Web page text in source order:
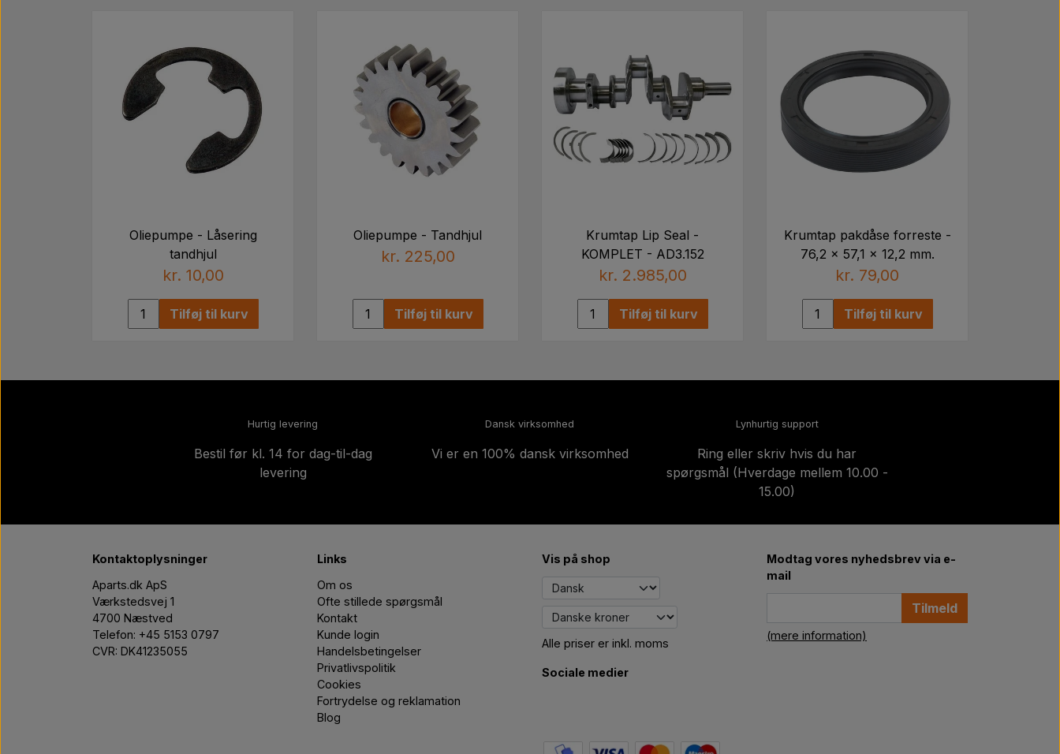
Oliepumpe - Låsering
tandhjul
kr. 10,00
Tilføj til kurv
Oliepumpe - Tandhjul
kr. 225,00
Tilføj til kurv
Krumtap Lip Seal -
KOMPLET - AD3.152
kr. 2.985,00
Tilføj til kurv
Krumtap pakdåse forreste -
76,2 x 57,1 x 12,2 mm.
kr. 79,00
Tilføj til kurv
Hurtig levering
Bestil før kl. 14 for dag-til-dag
levering
Dansk virksomhed
Vi er en 100% dansk virksomhed
Lynhurtig support
Ring eller skriv hvis du har
spørgsmål (Hverdage mellem 10.00 -
15.00)
Kontaktoplysninger
Aparts.dk ApS
Værkstedsvej 1
4700 Næstved
Telefon: +45 5153 0797
CVR: DK41235055
Links
Om os
Ofte stillede spørgsmål
Kontakt
Kunde login
Handelsbetingelser
Privatlivspolitik
Cookies
Fortrydelse og reklamation
Blog
Vis på shop
Alle priser er inkl. moms
Sociale medier
Modtag vores nyhedsbrev via e-
mail
Tilmeld
(mere information)